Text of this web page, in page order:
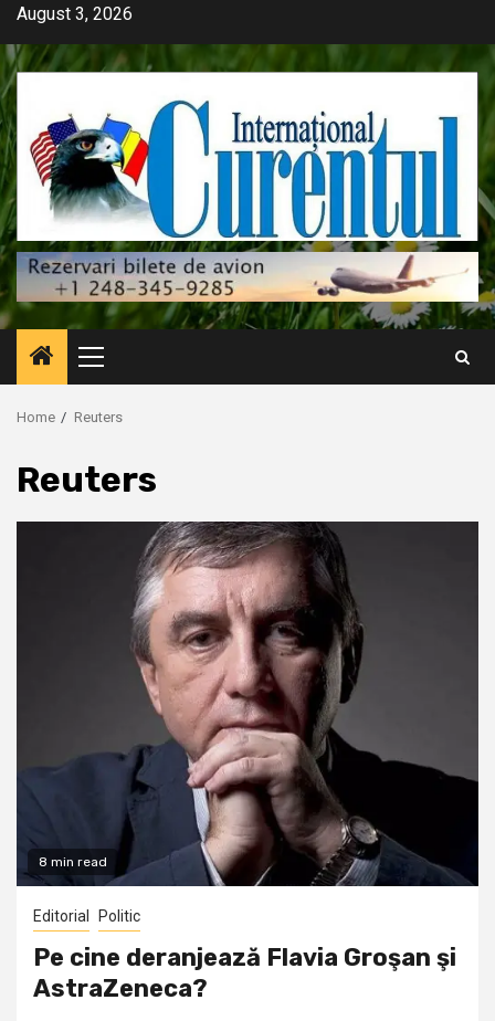
Skip
content
August 3, 2026
Primary
Menu
Home Reuters
Reuters
8 min read
Editorial Politic
Pe cine deranjează Flavia Groşan şi
AstraZeneca?